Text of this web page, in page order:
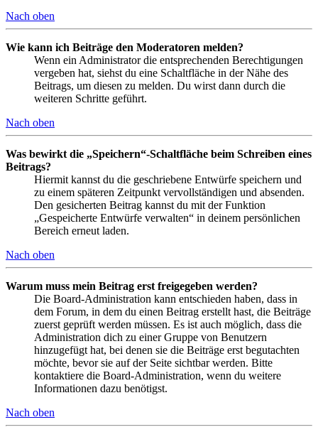
Nach oben
Wie kann ich Beiträge den Moderatoren melden?
Wenn ein Administrator die entsprechenden Berechtigungen
vergeben hat, siehst du eine Schaltfläche in der Nähe des
Beitrags, um diesen zu melden. Du wirst dann durch die
weiteren Schritte geführt.
Nach oben
Was bewirkt die „Speichern“-Schaltfläche beim Schreiben eines
Beitrags?
Hiermit kannst du die geschriebene Entwürfe speichern und
zu einem späteren Zeitpunkt vervollständigen und absenden.
Den gesicherten Beitrag kannst du mit der Funktion
„Gespeicherte Entwürfe verwalten“ in deinem persönlichen
Bereich erneut laden.
Nach oben
Warum muss mein Beitrag erst freigegeben werden?
Die Board-Administration kann entschieden haben, dass in
dem Forum, in dem du einen Beitrag erstellt hast, die Beiträge
zuerst geprüft werden müssen. Es ist auch möglich, dass die
Administration dich zu einer Gruppe von Benutzern
hinzugefügt hat, bei denen sie die Beiträge erst begutachten
möchte, bevor sie auf der Seite sichtbar werden. Bitte
kontaktiere die Board-Administration, wenn du weitere
Informationen dazu benötigst.
Nach oben